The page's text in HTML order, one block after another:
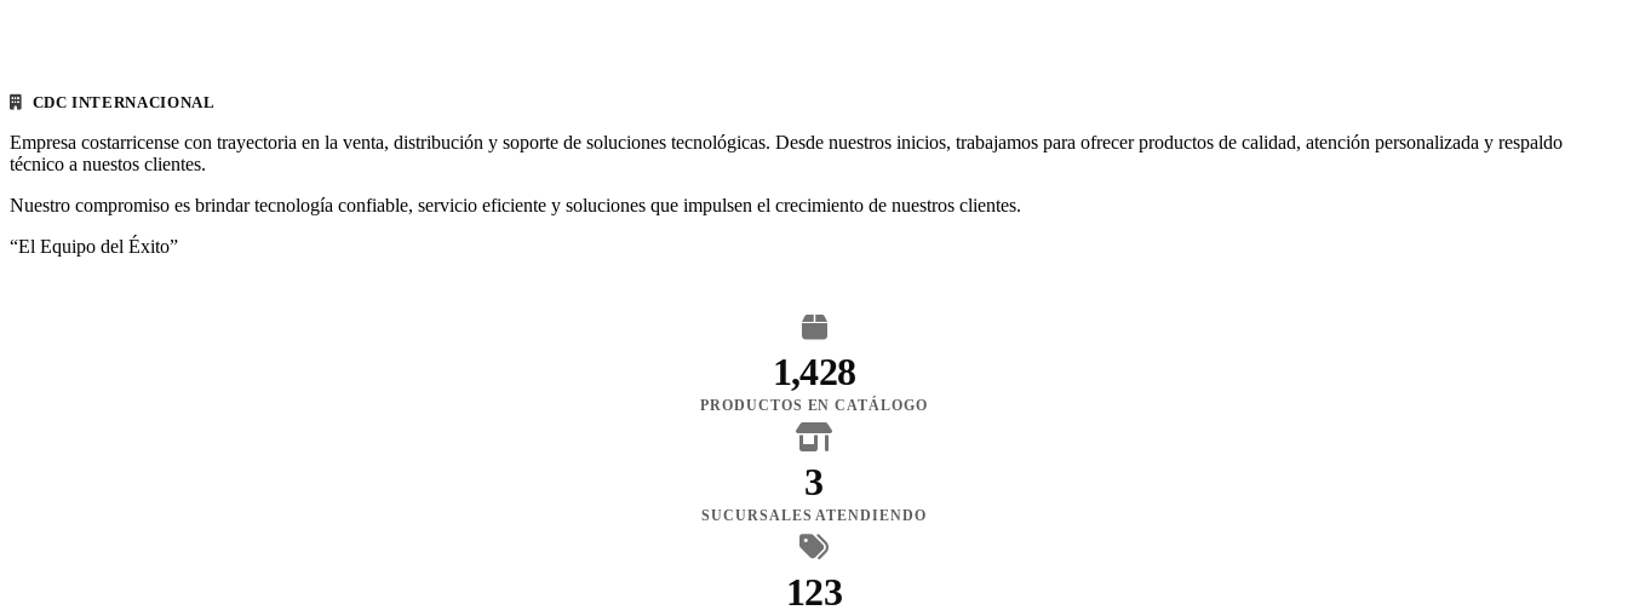
CDC INTERNACIONAL
Empresa costarricense con trayectoria en la venta, distribución y soporte de soluciones tecnológicas. Desde nuestros inicios, trabajamos para ofrecer productos de calidad, atención personalizada y respaldo
técnico a nuestos clientes.
Nuestro compromiso es brindar tecnología confiable, servicio eficiente y soluciones que impulsen el crecimiento de nuestros clientes.
“El Equipo del Éxito”
1,428
PRODUCTOS EN CATÁLOGO
3
SUCURSALES ATENDIENDO
123